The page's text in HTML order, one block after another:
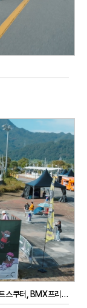
X-PLAY춘천(어그레시브 인라인, 스케이트보드, 스턴트스쿠터, BMX프리스타일, 3대3농구, 디제잉)(9. 27. ~ 9. 28.)